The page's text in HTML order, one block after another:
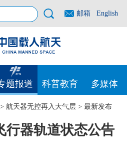
邮箱 English
题报道 科普教育 多媒体
> 航天器无控再入大气层> 最新发布
行器轨道状态公告